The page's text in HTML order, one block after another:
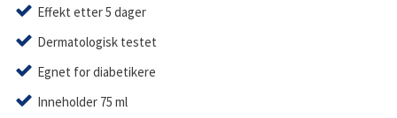
Effekt etter 5 dager
Dermatologisk testet
Egnet for diabetikere
Inneholder 75 ml